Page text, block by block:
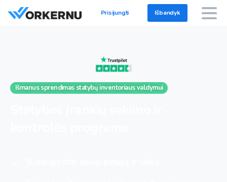
Prisijungti Išbandyk
Išmanus sprendimas statybų inventoriaus valdymui